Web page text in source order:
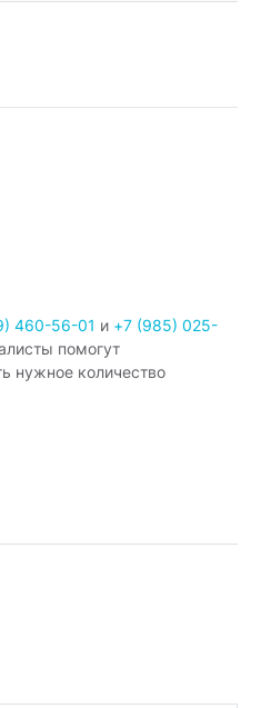
460-56-01 и +7 (985) 025-
помогут
нужное количество